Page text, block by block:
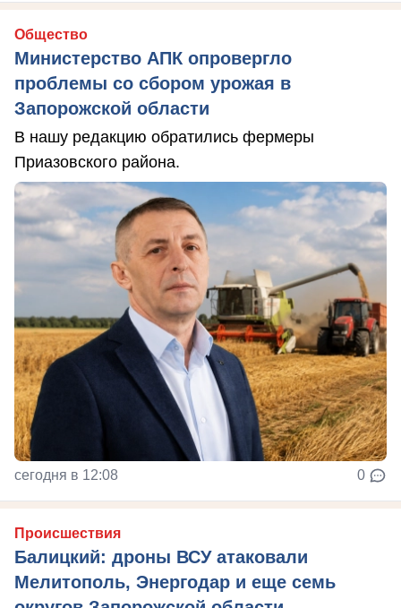
Общество
Министерство АПК опровергло
проблемы со сбором урожая в
Запорожской области
В нашу редакцию обратились фермеры
Приазовского района.
сегодня в 12:08 0
Происшествия
Балицкий: дроны ВСУ атаковали
Мелитополь, Энергодар и еще семь